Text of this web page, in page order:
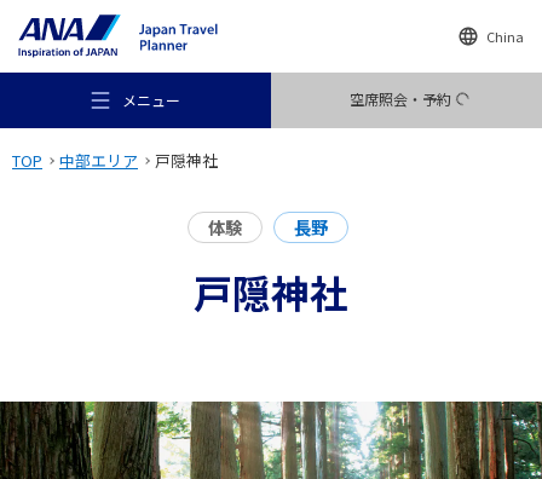
China
メニュー 空席照会・予約
行き先
TOP 中部エリア 戸隠神社
体験 長野
戸隠神社